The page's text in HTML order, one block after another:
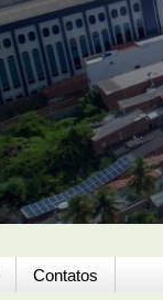
Contatos